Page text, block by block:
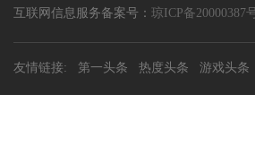
互联网信息服务备案号： 琼ICP备20000387
友情链接: 第一头条 热度头条 游戏头条